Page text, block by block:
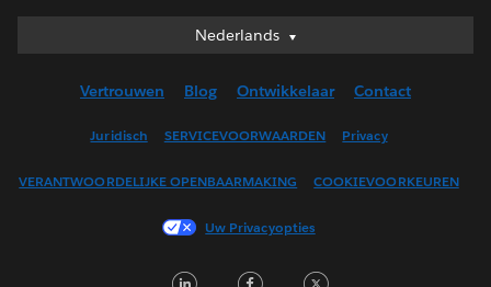
Nederlands
Nederlands
English (UK)
Français (Canada)
Français (France)
日本語
Vertrouwen Blog Ontwikkelaar Contact
Juridisch SERVICEVOORWAARDEN Privacy
VERANTWOORDELIJKE OPENBAARMAKING COOKIEVOORKEUREN
Uw Privacyopties